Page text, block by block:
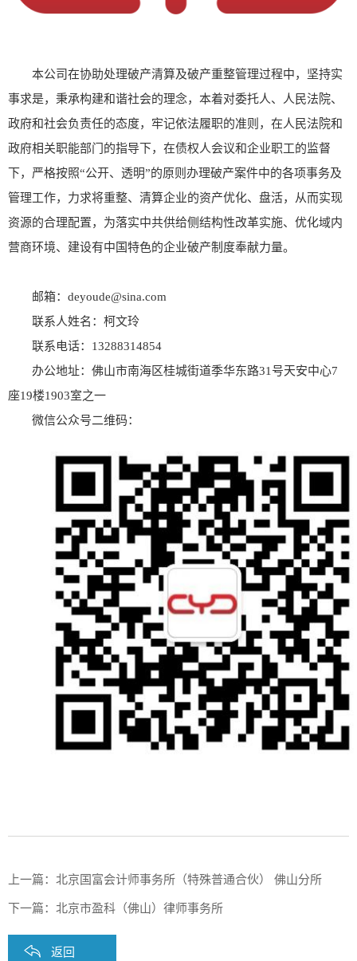
本公司在协助处理破产清算及破产重整管理过程中，坚持实
事求是，秉承构建和谐社会的理念，本着对委托人、人民法院、
政府和社会负责任的态度，牢记依法履职的准则，在人民法院和
政府相关职能部门的指导下，在债权人会议和企业职工的监督
下，严格按照“公开、透明”的原则办理破产案件中的各项事务及
管理工作，力求将重整、清算企业的资产优化、盘活，从而实现
资源的合理配置，为落实中共供给侧结构性改革实施、优化域内
营商环境、建设有中国特色的企业破产制度奉献力量。
邮箱：deyoude@sina.com
联系人姓名：柯文玲
联系电话：13288314854
办公地址：佛山市南海区桂城街道季华东路31号天安中心7
座19楼1903室之一
微信公众号二维码：
上一篇： 北京国富会计师事务所（特殊普通合伙） 佛山分所
下一篇： 北京市盈科（佛山）律师事务所
返回